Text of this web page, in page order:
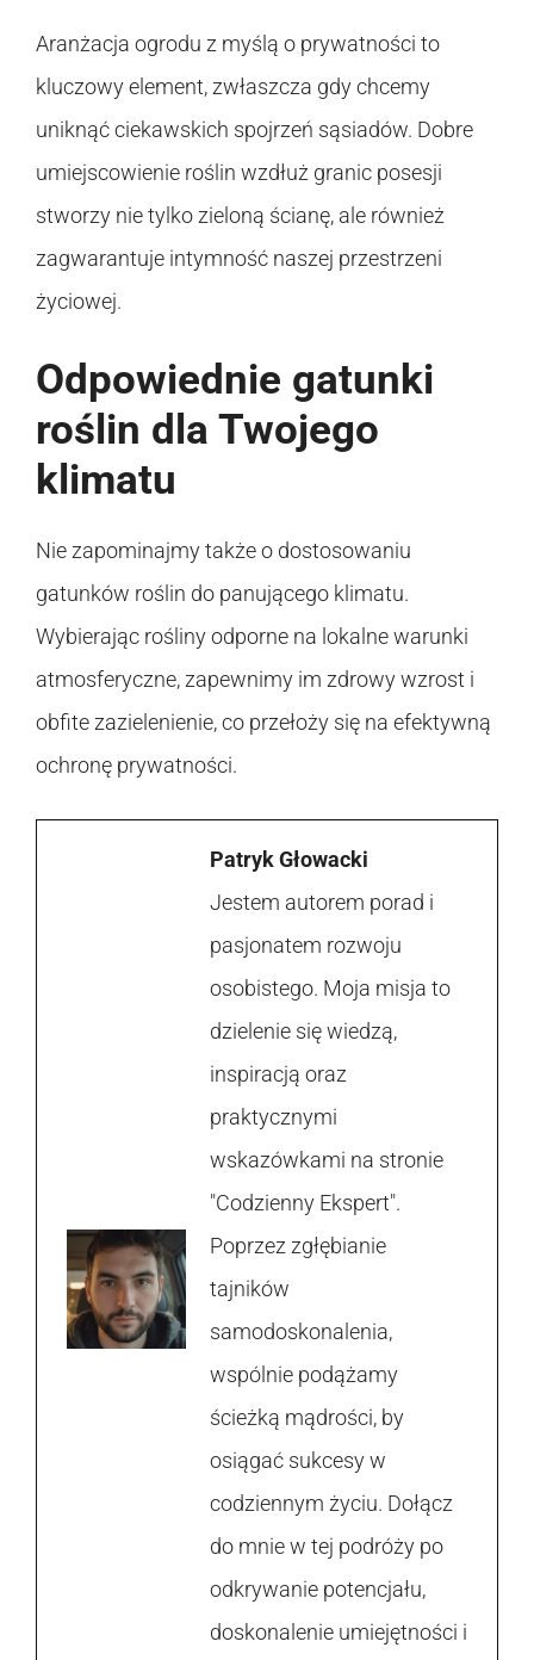
Aranżacja ogrodu z myślą o prywatności to
kluczowy element, zwłaszcza gdy chcemy
uniknąć ciekawskich spojrzeń sąsiadów. Dobre
umiejscowienie roślin wzdłuż granic posesji
stworzy nie tylko zieloną ścianę, ale również
zagwarantuje intymność naszej przestrzeni
życiowej.
Odpowiednie gatunki
roślin dla Twojego
klimatu
Nie zapominajmy także o dostosowaniu
gatunków roślin do panującego klimatu.
Wybierając rośliny odporne na lokalne warunki
atmosferyczne, zapewnimy im zdrowy wzrost i
obfite zazielenienie, co przełoży się na efektywną
ochronę prywatności.
Patryk Głowacki
Jestem autorem porad i
pasjonatem rozwoju
osobistego. Moja misja to
dzielenie się wiedzą,
inspiracją oraz
praktycznymi
wskazówkami na stronie
"Codzienny Ekspert".
Poprzez zgłębianie
tajników
samodoskonalenia,
wspólnie podążamy
ścieżką mądrości, by
osiągać sukcesy w
codziennym życiu. Dołącz
do mnie w tej podróży po
odkrywanie potencjału,
doskonalenie umiejętności i